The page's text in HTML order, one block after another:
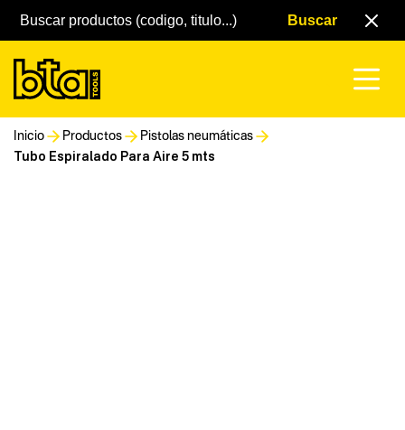
Inicio Productos Pistolas neumáticas
Tubo Espiralado Para Aire 5 mts